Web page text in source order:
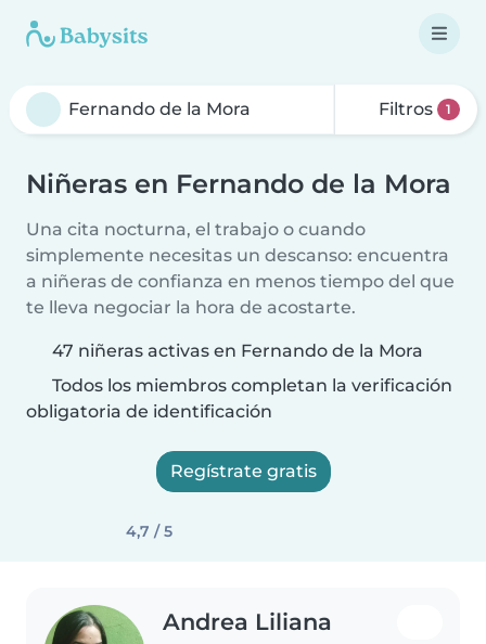
Filtros 1
Niñeras en Fernando de la Mora
Una cita nocturna, el trabajo o cuando
simplemente necesitas un descanso: encuentra
a niñeras de confianza en menos tiempo del que
te lleva negociar la hora de acostarte.
47 niñeras activas en Fernando de la Mora
Todos los miembros completan la verificación
obligatoria de identificación
Regístrate gratis
4,7 / 5
Andrea Liliana